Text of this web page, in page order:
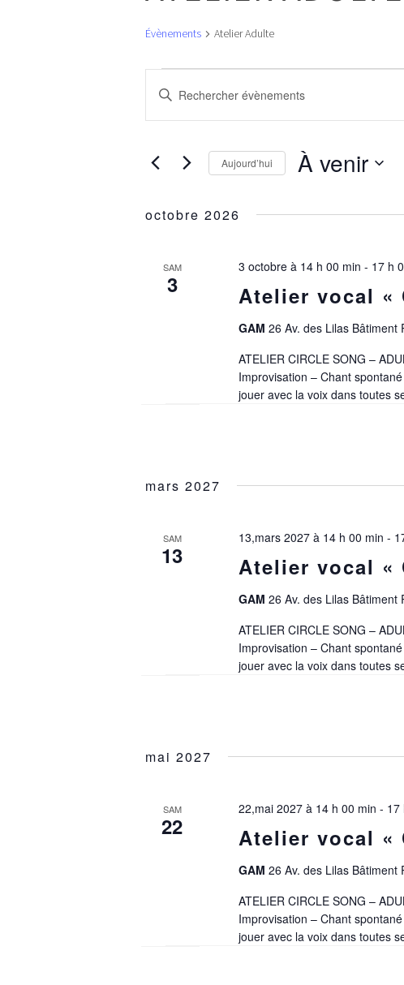
Évènements Atelier Adulte
ÉVÈNEMENTS
RECHERCHE
ET
NAVIGATION
VUES
ÉVÈNEMENTS
Saisir
Évènements
clé.
Aujourd’hui À venir
octobre 2026
SAM
3 Atelier vocal «
3 octobre à 14 h 00 min - 17 h
GAM 26 Av. des Lilas Bâtiment
ATELIER CIRCLE SONG –
Improvisation – Chant
jouer avec la voix dans toutes
mars 2027
SAM
13 Atelier vocal «
13,mars 2027 à 14 h 00 min -
GAM 26 Av. des Lilas Bâtiment
ATELIER CIRCLE SONG –
Improvisation – Chant
jouer avec la voix dans toutes
mai 2027
SAM
22 Atelier vocal «
22,mai 2027 à 14 h 00 min - 17
GAM 26 Av. des Lilas Bâtiment
ATELIER CIRCLE SONG –
Improvisation – Chant
jouer avec la voix dans toutes